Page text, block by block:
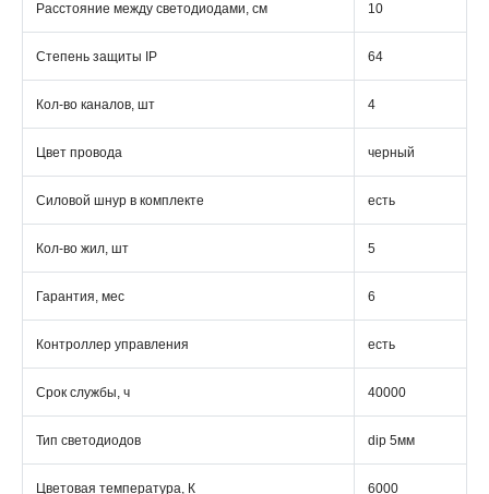
Расстояние между светодиодами, см 10
Степень защиты IP 64
Кол-во каналов, шт 4
Цвет провода черный
Силовой шнур в комплекте есть
Кол-во жил, шт 5
Гарантия, мес 6
Контроллер управления есть
Срок службы, ч 40000
Тип светодиодов dip 5мм
Цветовая температура, К 6000